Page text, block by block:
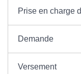
Prise en charge
Demande
Versement